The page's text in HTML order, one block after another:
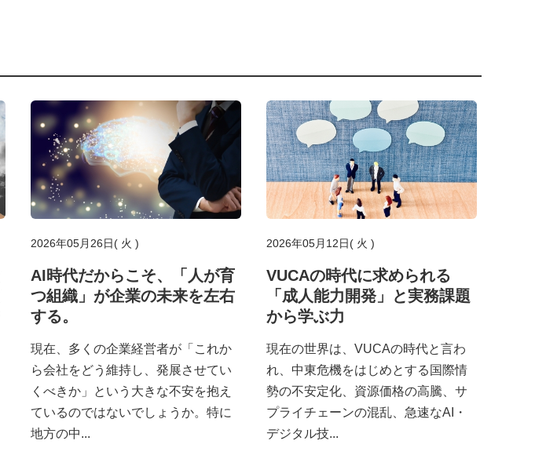
2026年05月26日( 火 )
AI時代だからこそ、「人が育
つ組織」が企業の未来を左右
する。
現在、多くの企業経営者が「これか
ら会社をどう維持し、発展させてい
くべきか」という大きな不安を抱え
ているのではないでしょうか。特に
地方の中...
2026年05月12日( 火 )
VUCAの時代に求められる
「成人能力開発」と実務課題
から学ぶ力
現在の世界は、VUCAの時代と言わ
れ、中東危機をはじめとする国際情
勢の不安定化、資源価格の高騰、サ
プライチェーンの混乱、急速なAI・
デジタル技...